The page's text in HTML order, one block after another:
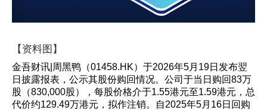
【资料图】
金吾财讯|周黑鸭（01458.HK）于2026年5月19日发布翌
日披露报表，公示其股份购回情况。公司于当日购回83万
股（830,000股），每股价格介于1.55港元至1.59港元，总
代价约129.49万港元，拟作注销。自2025年5月16日回购